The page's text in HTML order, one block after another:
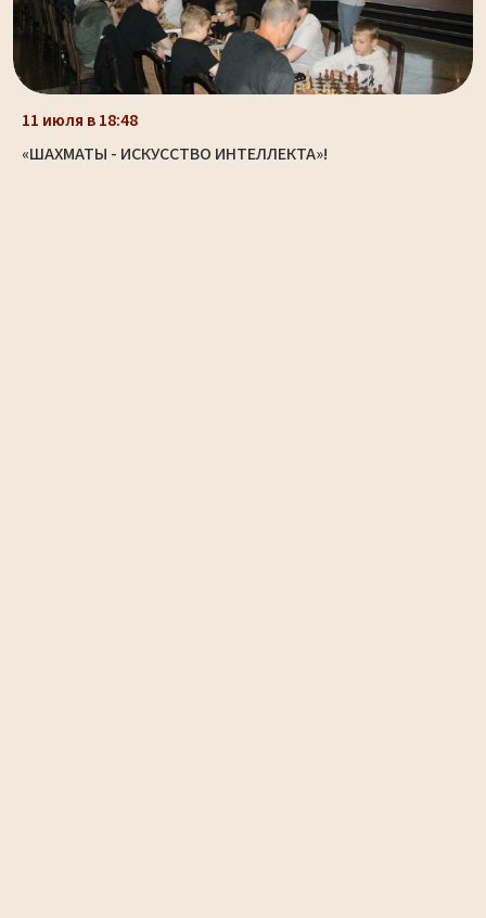
11 июля в 18:48
«ШАХМАТЫ - ИСКУССТВО ИНТЕЛЛЕКТА»!